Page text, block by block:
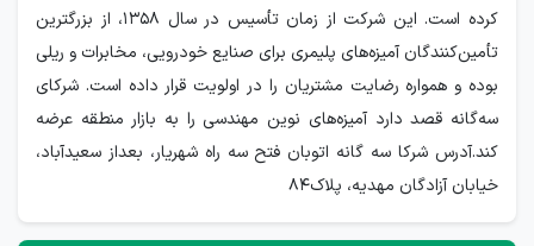
کرده است. این شرکت از زمان تأسیس در سال ۱۳۵۸، از بزرگترین
تأمین‌کنندگان آمیزه‌های پلیمری برای صنایع خودرویی، مخابرات و ریلی
بوده و همواره رضایت مشتریان را در اولویت قرار داده است. شرکای
سه‌گانه قصد دارد آمیزه‌های نوین مهندسی را به بازار منطقه عرضه
کند.آدرس شرکا سه گانه اتوبان فتح سه راه شهریار، بعداز سعیدآباد،
خیابان آزادگان مهدیه، پلاک84